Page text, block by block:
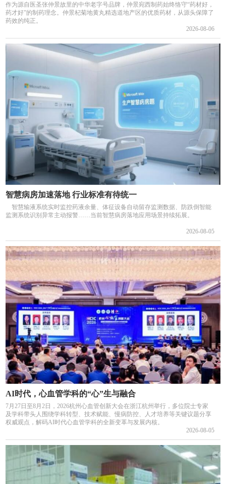
作为源自医圣张仲景故里的中华老字号品牌，仲景宛西制药始终恪守“药材好，
药才好”的制药理念。仲景杞菊地黄丸精选道地产区的优质药材，从源头保障了
药效的纯正。
2026-08-06
智慧病房加速落地 行业标准有待统一
智慧输液系统实时监控药液余量、体征设备自动留存监测数据、防跌倒智能
监测系统识别异常主动报警……当前智慧病房落地应用场景持续拓展。
2026-08-05
AI时代，心血管学科的“心”生与融合
7月27日至8月2日，2026杭州心血管创新大会在浙江杭州举行，多位院士专家
及学科带头人围绕学科转型、技术赋能、慢病防控、人才培养等关键议题分享
权威观点，解码AI时代心血管学科的全新变革与发展内核。
2026-08-05